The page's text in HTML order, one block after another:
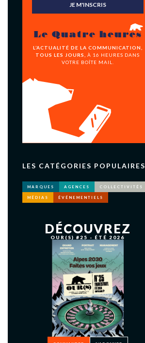
JE M'INSCRIS
Le Quatre heures
L’ACTUALITÉ DE LA COMMUNICATION,
TOUS LES JOURS,
À 16 HEURES DANS
VOTRE BOÎTE MAIL.
LES CATÉGORIES POPULAIRES
MARQUES AGENCES COLLECTIVITÉS
MÉDIAS ÉVÉNEMENTIELS
DÉCOUVREZ
OUR(S) #25 - ÉTÉ 2026